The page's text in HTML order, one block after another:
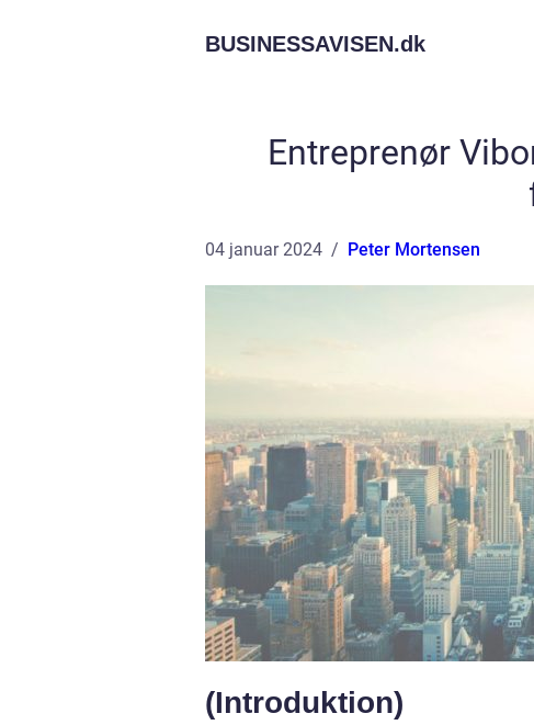
BUSINESSAVISEN.dk
Entreprenør
04 januar 2024 Peter Mortensen
(Introduktion)